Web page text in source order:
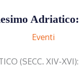
Eventi
(SECC. XIV-